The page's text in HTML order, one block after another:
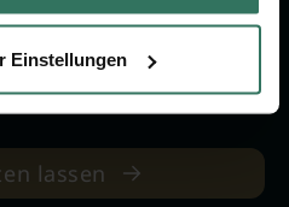
Einstellungen
rund
&
lassen